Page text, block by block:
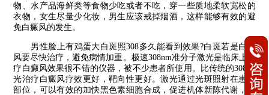
物、水产品海鲜类等食物少吃或者不吃，穿一些质地柔软宽松的
衣物，女生尽量少化妆，男生应该戒掉烟酒，这样能够有效的避
免白癜风的发生。
男性脸上有鸡蛋大白斑照308多久能看到效果?白斑若是白癜
风要尽快治疗，避免病情加重。极速308nm准分子激光是临床上治
疗白癜风效果很不错的仪器，被不少患者所使用。比传统的308激
光治疗白癜风疗效更好，靶向性更好。激光通过光斑照射在患病
部位，可以有效的加快黑色素细胞合成，促进机体新陈代谢，来